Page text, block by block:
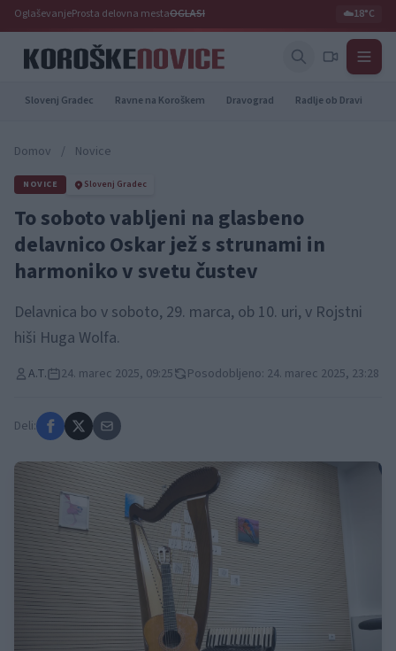
OglaševanjeProsta delovna mestaOGLASI ☁️18°C
Slovenj Gradec Ravne na Koroškem Dravograd Radlje ob Dravi
Domov / Novice
NOVICE Slovenj Gradec
To soboto vabljeni na glasbeno
delavnico Oskar jež s strunami in
harmoniko v svetu čustev
Delavnica bo v soboto, 29. marca, ob 10. uri, v Rojstni
hiši Huga Wolfa.
A.T. 24. marec 2025, 09:25 Posodobljeno: 24. marec 2025, 23:28
Deli: